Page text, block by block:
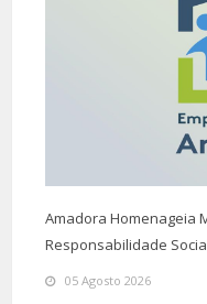
Amadora Homenageia
Responsabilidade
05 Agosto 2026